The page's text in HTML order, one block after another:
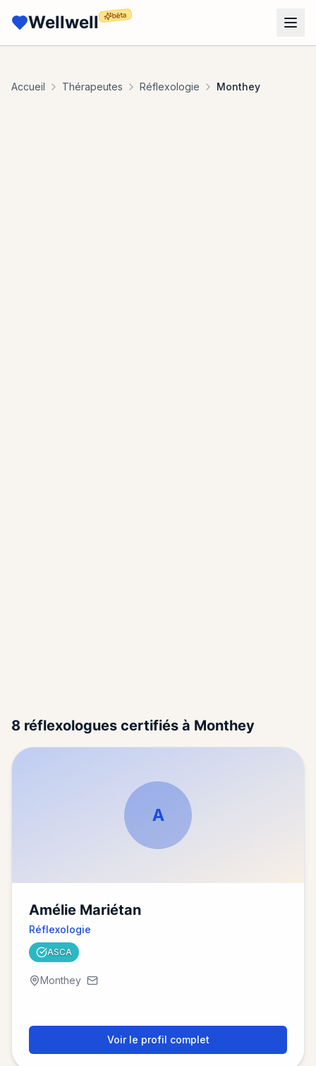
Wellwell bêta
Accueil Thérapeutes Réflexologie Monthey
8 réflexologues certifiés à Monthey
A
Amélie Mariétan
Réflexologie
ASCA
Monthey
Voir le profil complet